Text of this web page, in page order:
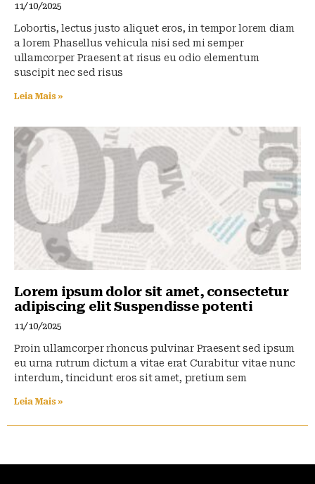
11/10/2025
Lobortis, lectus justo aliquet eros, in tempor lorem diam
a lorem Phasellus vehicula nisi sed mi semper
ullamcorper Praesent at risus eu odio elementum
suscipit nec sed risus
Leia Mais »
Lorem ipsum dolor sit amet, consectetur
adipiscing elit Suspendisse potenti
11/10/2025
Proin ullamcorper rhoncus pulvinar Praesent sed ipsum
eu urna rutrum dictum a vitae erat Curabitur vitae nunc
interdum, tincidunt eros sit amet, pretium sem
Leia Mais »